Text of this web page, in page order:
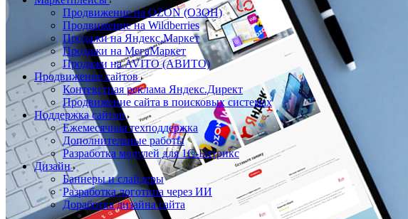
Продвижение на OZON (ОЗОН)
Продвижение на Wildberries
Продажи на Яндекс.Маркет
Продажи на МегаМаркет
Продажи на AVITO (АВИТО)
Продвижение сайтов
Контекстная реклама Яндекс.Директ
Продвижение сайта в поисковых системах
Поддержка сайтов
Ежемесячная техподдержка
Дополнительные работы
Разработка модулей для 1С-Битрикс
Дизайн
Баннеры и слайдеры
Разработка логотипа через ИИ
Доработка дизайна сайта